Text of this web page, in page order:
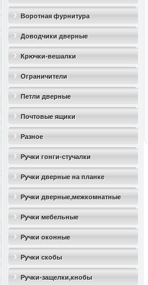
Воротная фурнитура
Доводчики дверные
Крючки-вешалки
Ограничители
дверные(стопоры)
Петли дверные
Почтовые ящики
Разное
Ручки гонги-стучалки
Ручки дверные на планке
Ручки дверные,межкомнатные
Ручки мебельные
Ручки оконные
Ручки скобы
Ручки-защелки,кнобы